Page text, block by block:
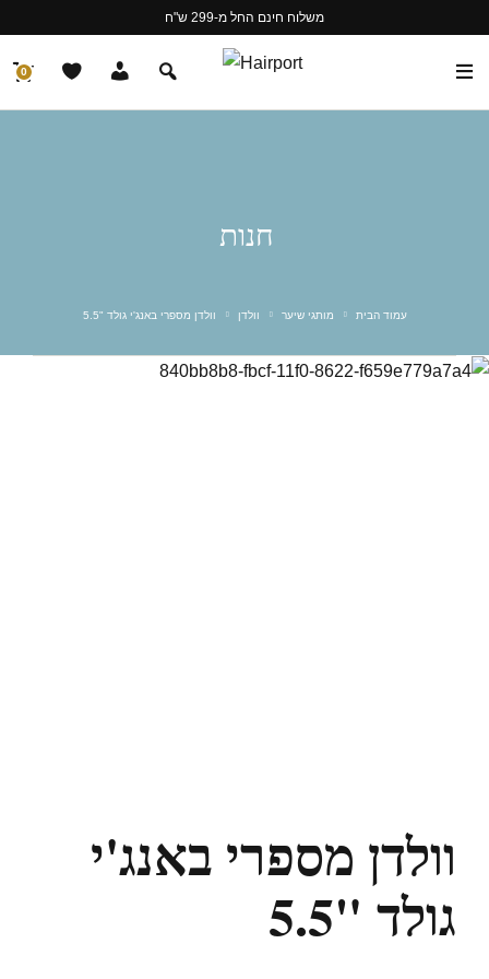
משלוח חינם החל מ-299 ש"ח
0
חנות
עמוד הבית מותגי שיער וולדן וולדן מספרי באנג'י גולד "5.5
וולדן מספרי באנג'י
גולד "5.5